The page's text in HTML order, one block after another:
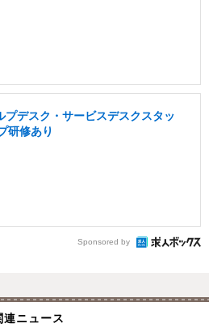
プデスク・サービスデスクスタッ
研修あり
Sponsored by
連ニュース